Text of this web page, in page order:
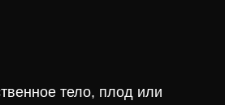
тело, плод или